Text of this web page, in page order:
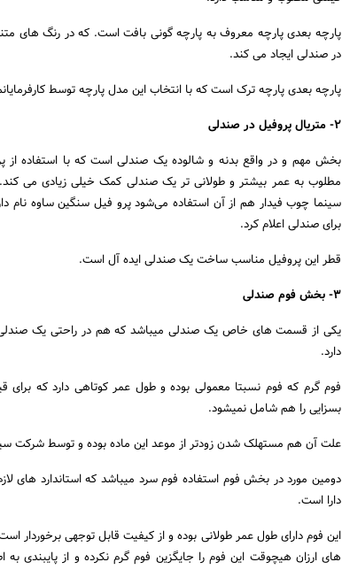
پارچه بعدی پارچه معروف به پارچه گونی بافت است. که در رنگ های
در صندلی ایجاد می کند.
پارچه بعدی پارچه ترک است که با انتخاب این مدل پارچه توسط
2- متریال پروفیل در صندلی
بخش مهم و در واقع بدنه و شالوده یک صندلی است که با استفاده از
مطلوب به عمر بیشتر و طولانی تر یک صندلی کمک خیلی زیادی می
سینما چوب فیدار هم از آن استفاده می‌شود پرو فیل سنگین ساوه نام
برای صندلی اعلام کرد.
قطر این پروفیل مناسب ساخت یک صندلی ایده آل است.
3- بخش فوم صندلی
یکی از قسمت های خاص یک صندلی میباشد که هم در راحتی یک صندلی
دارد.
فوم گرم که فوم نسبتا معمولی بوده و طول عمر کوتاهی دارد که برای
بسزایی را هم شامل نمیشود.
علت آن هم مستهلک شدن زودتر از موعد این ماده بوده و توسط شرکت
دومین مورد در بخش فوم استفاده فوم سرد میباشد که استاندارد های
دارا است.
این فوم دارای طول عمر طولانی بوده و از کیفیت قابل توجهی
های ارزان هیچوقت این فوم را جایگزین فوم گرم نکرده و از